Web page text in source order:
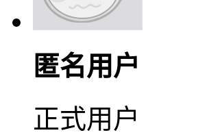
匿名用户
正式用户